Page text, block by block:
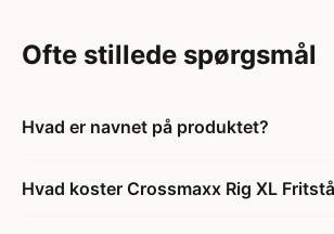
Ofte stillede spørgsmål
Hvad er navnet på produktet?
Hvad koster Crossmaxx Rig XL